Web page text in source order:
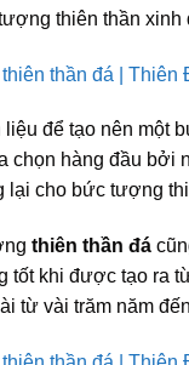
thiên thần xinh
để tạo nên một
chọn hàng đầu bởi
lại cho bức tượng
thiên thần đá
tốt khi được tạo ra
từ vài trăm năm